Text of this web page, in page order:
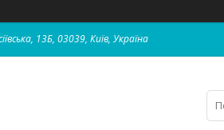
13Б, 03039, Київ, Україна